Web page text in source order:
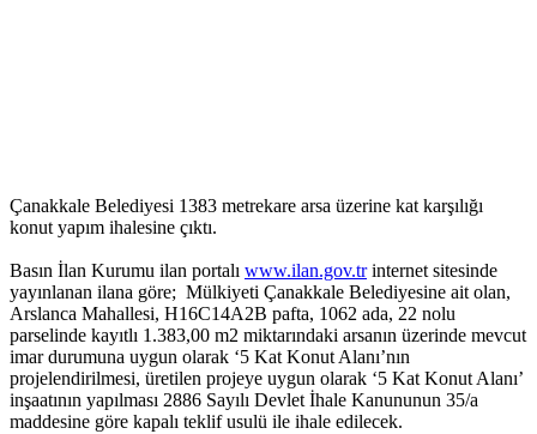
Çanakkale Belediyesi 1383 metrekare arsa üzerine kat karşılığı
konut yapım ihalesine çıktı.
Basın İlan Kurumu ilan portalı www.ilan.gov.trinternet sitesinde
yayınlanan ilana göre; Mülkiyeti Çanakkale Belediyesine ait olan,
Arslanca Mahallesi, H16C14A2B pafta, 1062 ada, 22 nolu
parselinde kayıtlı 1.383,00 m2 miktarındaki arsanın üzerinde mevcut
imar durumuna uygun olarak ‘5 Kat Konut Alanı’nın
projelendirilmesi, üretilen projeye uygun olarak ‘5 Kat Konut Alanı’
inşaatının yapılması 2886 Sayılı Devlet İhale Kanununun 35/a
maddesine göre kapalı teklif usulü ile ihale edilecek.